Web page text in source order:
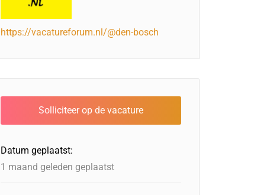
https://vacatureforum.nl/@den-bosch
Datum geplaatst:
1 maand geleden geplaatst